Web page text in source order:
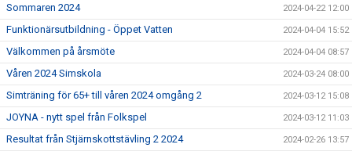
Sommaren 2024 2024-04-22 12:00
Funktionärsutbildning - Öppet Vatten 2024-04-04 15:52
Välkommen på årsmöte 2024-04-04 08:57
Våren 2024 Simskola 2024-03-24 08:00
Simträning för 65+ till våren 2024 omgång 2 2024-03-12 15:08
JOYNA - nytt spel från Folkspel 2024-03-12 11:03
Resultat från Stjärnskottstävling 2 2024 2024-02-26 13:57